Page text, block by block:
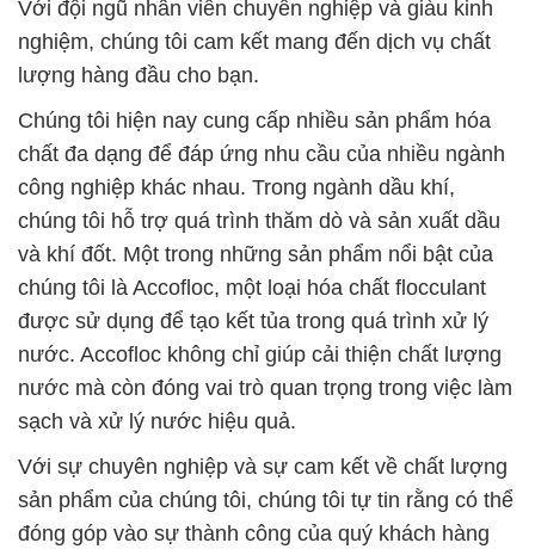
Với đội ngũ nhân viên chuyên nghiệp và giàu kinh
nghiệm, chúng tôi cam kết mang đến dịch vụ chất
lượng hàng đầu cho bạn.
Chúng tôi hiện nay cung cấp nhiều sản phẩm hóa
chất đa dạng để đáp ứng nhu cầu của nhiều ngành
công nghiệp khác nhau. Trong ngành dầu khí,
chúng tôi hỗ trợ quá trình thăm dò và sản xuất dầu
và khí đốt. Một trong những sản phẩm nổi bật của
chúng tôi là Accofloc, một loại hóa chất flocculant
được sử dụng để tạo kết tủa trong quá trình xử lý
nước. Accofloc không chỉ giúp cải thiện chất lượng
nước mà còn đóng vai trò quan trọng trong việc làm
sạch và xử lý nước hiệu quả.
Với sự chuyên nghiệp và sự cam kết về chất lượng
sản phẩm của chúng tôi, chúng tôi tự tin rằng có thể
đóng góp vào sự thành công của quý khách hàng